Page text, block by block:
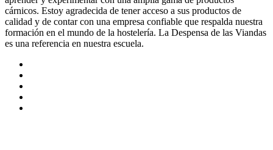
cárnicos. Estoy agradecida de tener acceso a sus productos de
calidad y de contar con una empresa confiable que respalda nuestra
formación en el mundo de la hostelería. La Despensa de las Viandas
es una referencia en nuestra escuela.